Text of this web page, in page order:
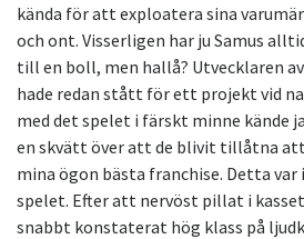
kända för att exploatera sina
och ont. Visserligen har ju Samus
till en boll, men hallå? Utvecklaren av
hade redan stått för ett projekt vid
med det spelet i färskt minne kände
en skvätt över att de blivit tillåtna
mina ögon bästa franchise. Detta var
spelet. Efter att nervöst pillat i
snabbt konstaterat hög klass på